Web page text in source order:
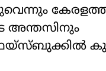
അന്തസിനും